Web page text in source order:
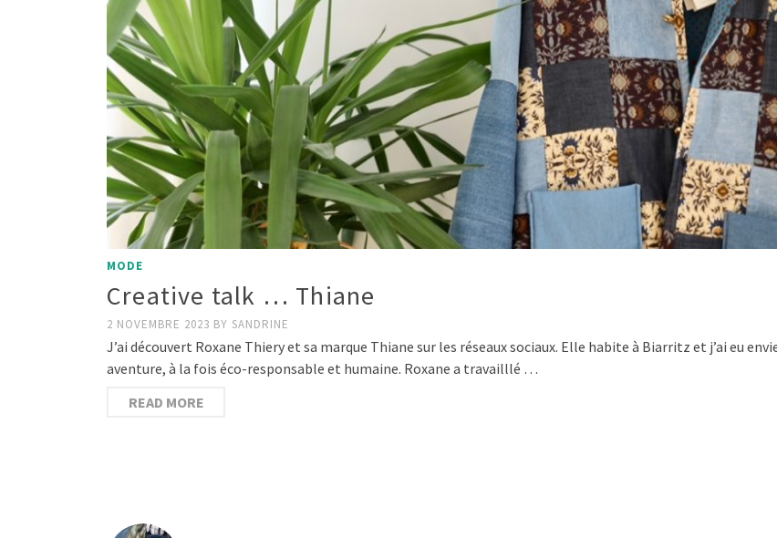
MODE
Creative talk … Thiane
2 NOVEMBRE 2023 BY SANDRINE
J’ai découvert Roxane Thiery et sa marque Thiane sur les réseaux sociaux. Elle habite à Biarritz et j’ai eu
aventure, à la fois éco-responsable et humaine. Roxane a travailllé …
READ MORE